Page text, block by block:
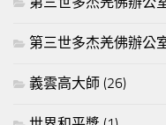
第三世多杰羌佛辦公
義雲高大師 (26)